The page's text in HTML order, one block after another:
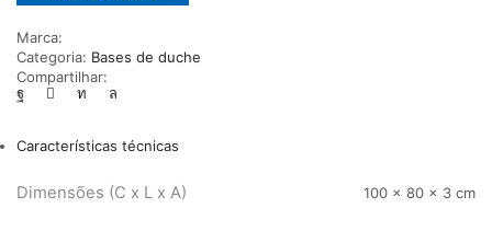
Marca:
Categoria: Bases de duche
Compartilhar:
Características técnicas
Dimensões (C x L x A) 100 × 80 × 3 cm